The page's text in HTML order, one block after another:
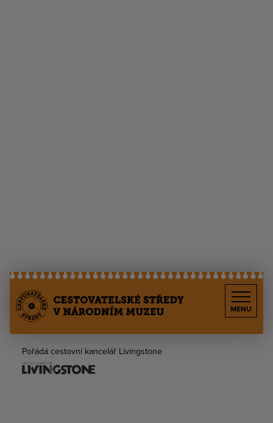
MENU
Pořádá cestovní kancelář Livingstone